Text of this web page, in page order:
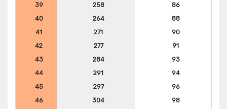
39
258
86
40
264
88
41
271
90
42
277
91
43
284
93
44
291
94
45
297
96
46
304
98